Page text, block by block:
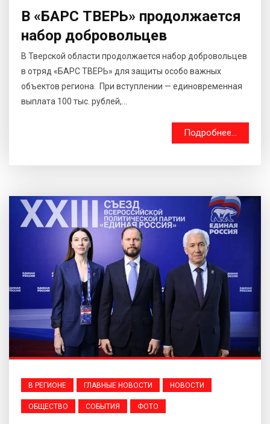
В «БАРС ТВЕРЬ» продолжается
набор добровольцев
В Тверской области продолжается набор добровольцев
в отряд «БАРС ТВЕРЬ» для защиты особо важных
объектов региона. При вступлении — единовременная
выплата 100 тыс. рублей,...
Подробнее...
В РЕГИОНЕ ГЛАВНЫЕ НОВОСТИ НОВОСТИ
ОБЩЕСТВО СОБЫТИЯ ФОТО